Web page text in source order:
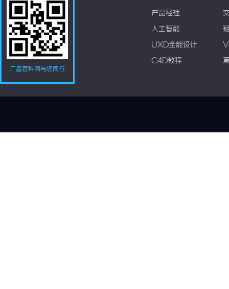
广昌百科网与您同行
产品经理
人工智能
UXD全能设计
C4D教程